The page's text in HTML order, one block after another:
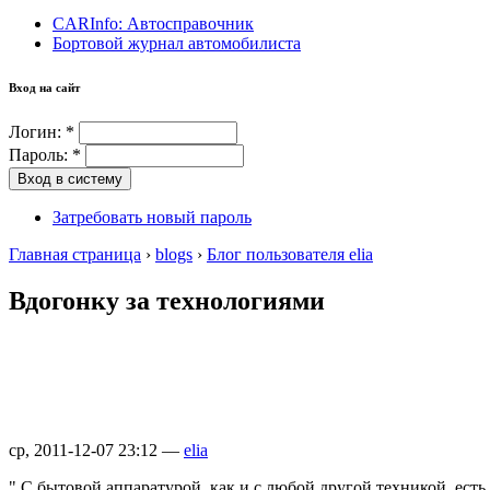
CARInfo: Автосправочник
Бортовой журнал автомобилиста
Вход на сайт
Логин: *
Пароль: *
Затребовать новый пароль
Главная страница › blogs › Блог пользователя elia
Вдогонку за технологиями
ср, 2011-12-07 23:12 — elia